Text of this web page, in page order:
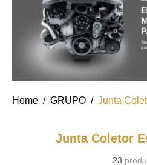
GRUPO Junta
Junta Coletor
23